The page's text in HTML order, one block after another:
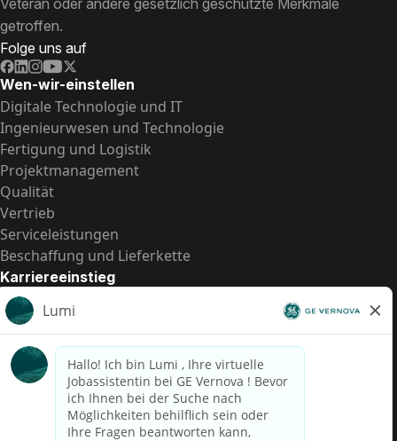
Veteran oder andere gesetzlich geschützte Merkmale
getroffen.
Folge uns auf
Wen-wir-einstellen
Digitale Technologie und IT
Ingenieurwesen und Technologie
Fertigung und Logistik
Projektmanagement
Qualität
Vertrieb
Serviceleistungen
Beschaffung und Lieferkette
Karriereeinstieg
Praktika
Einstiegspositionen
Alle Möglichkeiten
Schnelle Links
US-Gehalts­transparenz
Datenschutzhinweis für Kandidaten
Betrugswarnung